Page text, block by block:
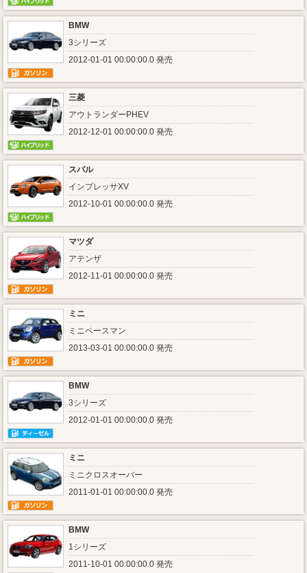
BMW
3シリーズ
2012-01-01 00:00:00.0 発売
三菱
アウトランダーPHEV
2012-12-01 00:00:00.0 発売
スバル
インプレッサXV
2012-10-01 00:00:00.0 発売
マツダ
アテンザ
2012-11-01 00:00:00.0 発売
ミニ
ミニペースマン
2013-03-01 00:00:00.0 発売
BMW
3シリーズ
2012-01-01 00:00:00.0 発売
ミニ
ミニクロスオーバー
2011-01-01 00:00:00.0 発売
BMW
1シリーズ
2011-10-01 00:00:00.0 発売